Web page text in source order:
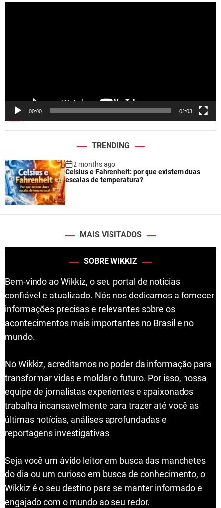
00:00 02:03
TRENDING
2 months ago
Celsius e Fahrenheit: por que existem duas
escalas de temperatura?
MAIS VISITADOS
SOBRE WIKKIZ
Bem-vindo ao Wikkiz, o seu portal de notícias
confiável e atualizado. Nós nos dedicamos a fornecer
informações precisas e relevantes sobre os
acontecimentos mais importantes no Brasil e no
mundo.
No Wikkiz, acreditamos no poder da informação para
transformar vidas e moldar o futuro. Por isso, nossa
equipe de jornalistas experientes e apaixonados
trabalha incansavelmente para trazer até você as
últimas notícias, análises aprofundadas e
reportagens investigativas.
Seja você um ávido leitor em busca das manchetes
do dia ou um curioso em busca de conhecimento, o
Wikkiz é o seu destino para se manter informado e
engajado com o mundo ao seu redor.